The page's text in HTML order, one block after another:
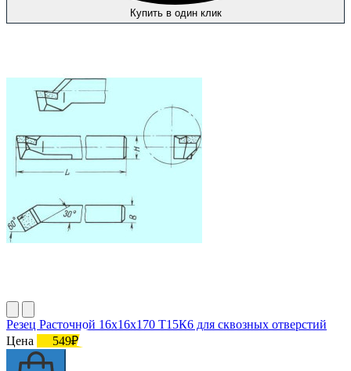
Купить в один клик
Резец Расточной 16х16х170 Т15К6 для сквозных отверстий
Цена
549₽